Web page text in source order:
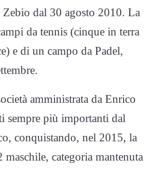
dal 30 agosto 2010. La
da tennis (cinque in terra
e di un campo da Padel,
amministrata da Enrico
sempre più importanti dal
conquistando, nel 2015, la
categoria mantenuta